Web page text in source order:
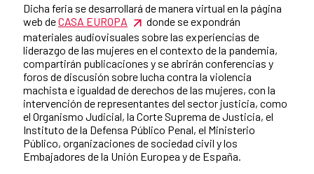
Dicha feria se desarrollará de manera virtual en la página
web deCASA EUROPA
donde se expondrán
materiales audiovisuales sobre las experiencias de
liderazgo de las mujeres en el contexto de la pandemia,
compartirán publicaciones y se abrirán conferencias y
foros de discusión sobre lucha contra la violencia
machista e igualdad de derechos de las mujeres, con la
intervención de representantes del sector justicia, como
el Organismo Judicial, la Corte Suprema de Justicia, el
Instituto de la Defensa Público Penal, el Ministerio
Público, organizaciones de sociedad civil y los
Embajadores de la Unión Europea y de España.